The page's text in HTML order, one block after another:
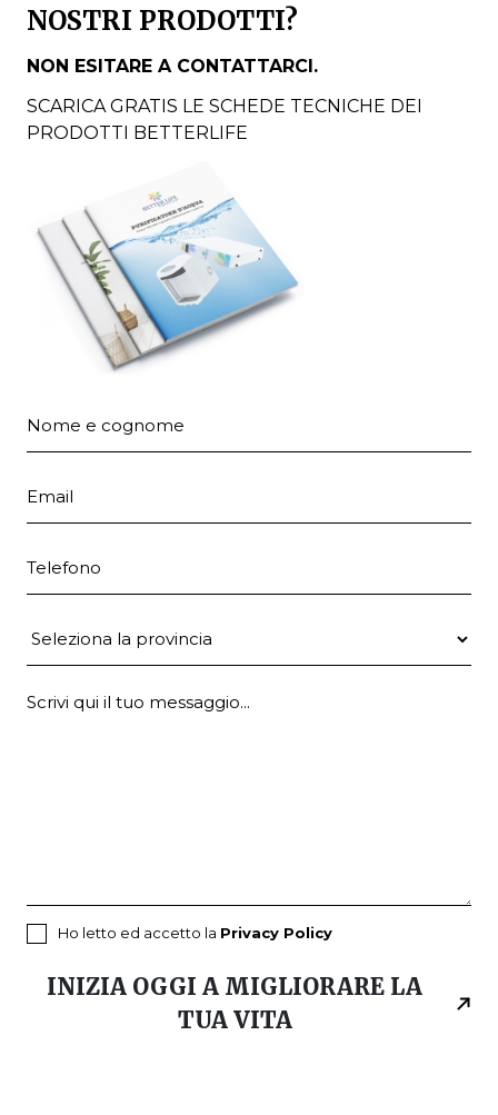
NOSTRI PRODOTTI?
NON ESITARE A CONTATTARCI.
SCARICA GRATIS LE SCHEDE TECNICHE DEI
PRODOTTI BETTERLIFE
Ho letto ed accetto la Privacy Policy
INIZIA OGGI A MIGLIORARE LA
TUA VITA